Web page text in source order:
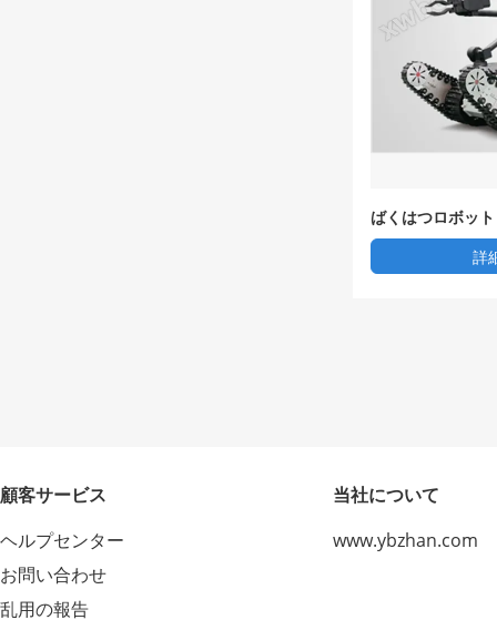
ばくはつロボット
詳
顧客サービス
ヘルプセンター
お問い合わせ
乱用の報告
当社について
www.ybzhan.com